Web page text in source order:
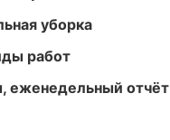
уборка
работ
еженедельный отчёт